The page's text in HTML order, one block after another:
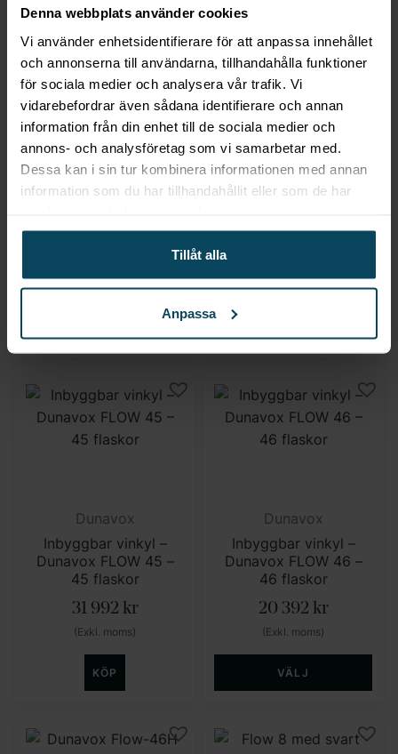
Denna webbplats använder cookies
Vi använder enhetsidentifierare för att anpassa innehållet
och annonserna till användarna, tillhandahålla funktioner
för sociala medier och analysera vår trafik. Vi
vidarebefordrar även sådana identifierare och annan
information från din enhet till de sociala medier och
annons- och analysföretag som vi samarbetar med.
Dessa kan i sin tur kombinera informationen med annan
information som du har tillhandahållit eller som de har
Tillåt alla
Anpassa
Dunavox
Inbyggbar vinkyl –
– 38 flaskor
(Exkl. moms)
Dunavox
Inbyggbar vinkyl –
39 flaskor
(Exkl. moms)
Dunavox
Inbyggbar vinkyl –
Dunavox FLOW 45 –
45 flaskor
31 992 kr
(Exkl. moms)
KÖP
Dunavox
Inbyggbar vinkyl –
Dunavox FLOW 46 –
46 flaskor
20 392 kr
(Exkl. moms)
VÄLJ